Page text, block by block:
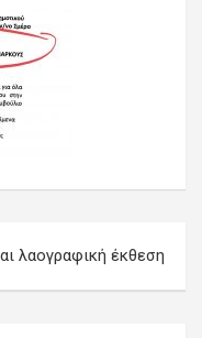
λαογραφική έκθεση